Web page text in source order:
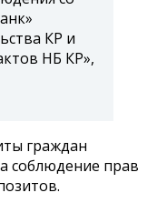
КР и
НБ КР»,
граждан
соблюдение прав